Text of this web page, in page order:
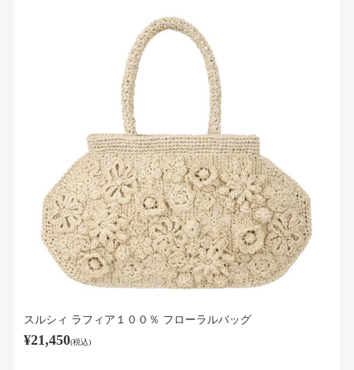
スルシィ ラフィア１００％ フローラルバッグ
¥21,450(税込)